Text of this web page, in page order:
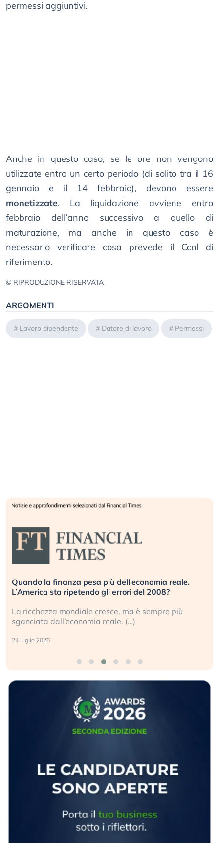
permessi aggiuntivi.
Anche in questo caso, se le ore non vengono
utilizzate entro un certo periodo (di solito tra il 16
gennaio e il 14 febbraio), devono essere
monetizzate. La liquidazione avviene entro
febbraio dell’anno successivo a quello di
maturazione, ma anche in questo caso è
necessario verificare cosa prevede il Ccnl di
riferimento.
© RIPRODUZIONE RISERVATA
ARGOMENTI
# Lavoro dipendente # Datore di lavoro # Permessi
Quando la finanza pesa più dell’economia reale.
L’America sta ripetendo gli errori del 2008?
La ricchezza mondiale cresce, ma è sempre più
sganciata dall’economia reale. (…)
24 luglio 2026